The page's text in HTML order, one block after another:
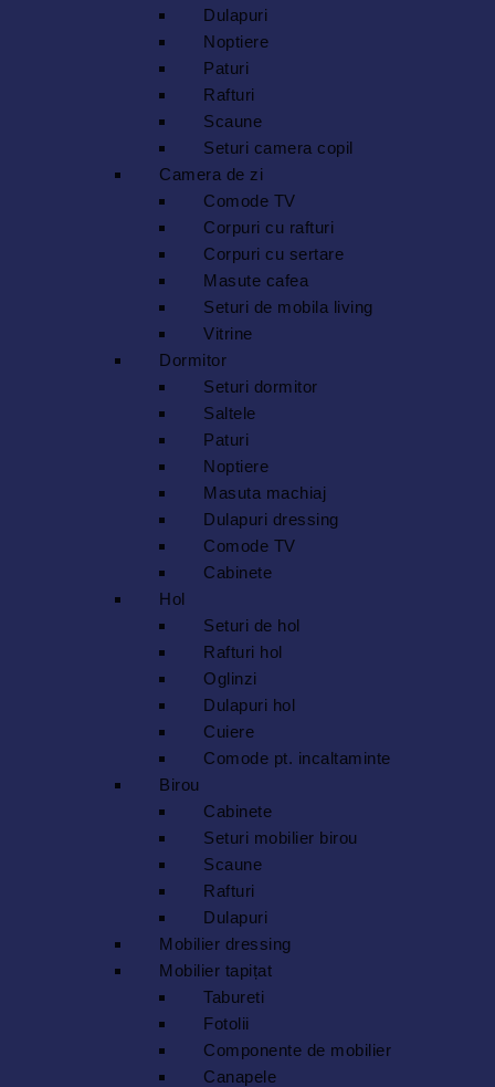
Dulapuri
Noptiere
Paturi
Rafturi
Scaune
Seturi camera copil
Camera de zi
Comode TV
Corpuri cu rafturi
Corpuri cu sertare
Masute cafea
Seturi de mobila living
Vitrine
Dormitor
Seturi dormitor
Saltele
Paturi
Noptiere
Masuta machiaj
Dulapuri dressing
Comode TV
Cabinete
Hol
Seturi de hol
Rafturi hol
Oglinzi
Dulapuri hol
Cuiere
Comode pt. incaltaminte
Birou
Cabinete
Seturi mobilier birou
Scaune
Rafturi
Dulapuri
Mobilier dressing
Mobilier tapițat
Tabureti
Fotolii
Componente de mobilier
Canapele